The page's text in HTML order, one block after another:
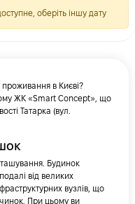
оберіть іншу дату
в Києві?
ЖК «Smart Concept», що
Татарка (вул.
Будинок
від великих
вузлів, що
При цьому ви